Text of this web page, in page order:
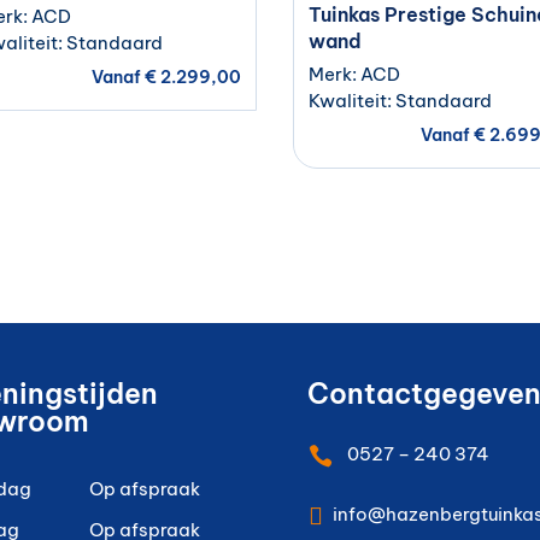
ACD
Standaard
Vanaf€ 2.299,00
Tuinkas Prestige
wand
Merk: ACD
Kwaliteit: Standaard
Vanaf€
Op afspraak
Op afspraak
 0527 – 240 374
